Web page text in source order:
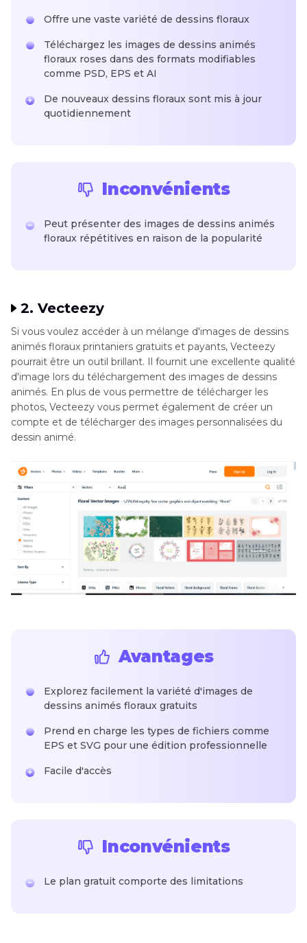
Offre une vaste variété de dessins floraux
Téléchargez les images de dessins animés
floraux roses dans des formats modifiables
comme PSD, EPS et AI
De nouveaux dessins floraux sont mis à jour
quotidiennement
Inconvénients
Peut présenter des images de dessins animés
floraux répétitives en raison de la popularité
2. Vecteezy
Si vous voulez accéder à un mélange d'images de dessins
animés floraux printaniers gratuits et payants, Vecteezy
pourrait être un outil brillant. Il fournit une excellente qualité
d'image lors du téléchargement des images de dessins
animés. En plus de vous permettre de télécharger les
photos, Vecteezy vous permet également de créer un
compte et de télécharger des images personnalisées du
dessin animé.
Avantages
Explorez facilement la variété d'images de
dessins animés floraux gratuits
Prend en charge les types de fichiers comme
EPS et SVG pour une édition professionnelle
Facile d'accès
Inconvénients
Le plan gratuit comporte des limitations